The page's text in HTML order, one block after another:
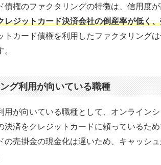
債権のファクタリングの特徴は、信用度が
レジットカード決済会社の倒産率が低く
トカード債権を利用したファクタリング
グ利用が向いている職種
用が向いている職種として、オンライン
決済をクレジットカードに頼っているため
の売掛金の現金化は遅いため、キャッシ